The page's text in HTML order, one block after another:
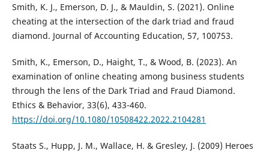
Smith, K. J., Emerson, D. J., & Mauldin, S. (2021). Online
cheating at the intersection of the dark triad and fraud
diamond. Journal of Accounting Education, 57, 100753.
Smith, K., Emerson, D., Haight, T., & Wood, B. (2023). An
examination of online cheating among business students
through the lens of the Dark Triad and Fraud Diamond.
Ethics & Behavior, 33(6), 433-460.
https://doi.org/10.1080/10508422.2022.2104281
Staats S., Hupp, J. M., Wallace, H. & Gresley, J. (2009) Heroes